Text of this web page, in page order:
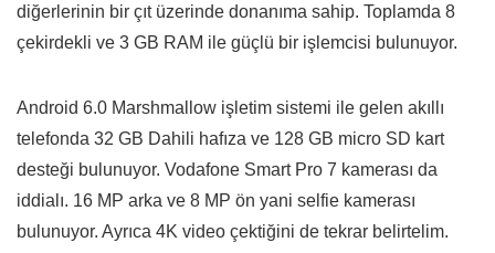
diğerlerinin bir çıt üzerinde donanıma sahip. Toplamda 8
çekirdekli ve 3 GB RAM ile güçlü bir işlemcisi bulunuyor.
Android 6.0 Marshmallow işletim sistemi ile gelen akıllı
telefonda 32 GB Dahili hafıza ve 128 GB micro SD kart
desteği bulunuyor. Vodafone Smart Pro 7 kamerası da
iddialı. 16 MP arka ve 8 MP ön yani selfie kamerası
bulunuyor. Ayrıca 4K video çektiğini de tekrar belirtelim.